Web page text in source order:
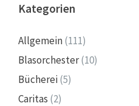
Kategorien
Allgemein(111)
Blasorchester(10)
Bücherei(5)
Caritas (2)